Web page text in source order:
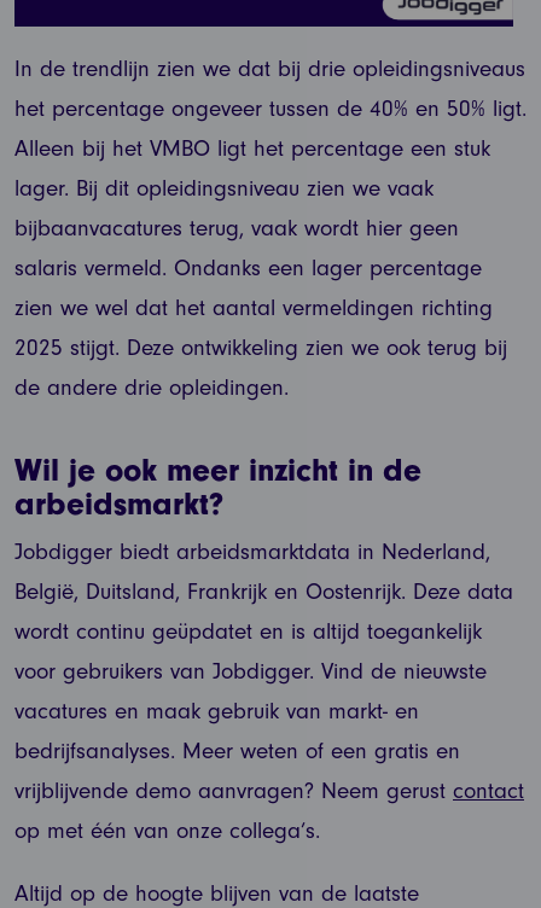
In de trendlijn zien we dat bij drie opleidingsniveaus
het percentage ongeveer tussen de 40% en 50% ligt.
Alleen bij het VMBO ligt het percentage een stuk
lager. Bij dit opleidingsniveau zien we vaak
bijbaanvacatures terug, vaak wordt hier geen
salaris vermeld. Ondanks een lager percentage
zien we wel dat het aantal vermeldingen richting
2025 stijgt. Deze ontwikkeling zien we ook terug bij
de andere drie opleidingen.
Wil je ook meer inzicht in de
arbeidsmarkt?
Jobdigger biedt arbeidsmarktdata in Nederland,
België, Duitsland, Frankrijk en Oostenrijk. Deze data
wordt continu geüpdatet en is altijd toegankelijk
voor gebruikers van Jobdigger. Vind de nieuwste
vacatures en maak gebruik van markt- en
bedrijfsanalyses. Meer weten of een gratis en
vrijblijvende demo aanvragen? Neem gerust contact
op met één van onze collega’s.
Altijd op de hoogte blijven van de laatste